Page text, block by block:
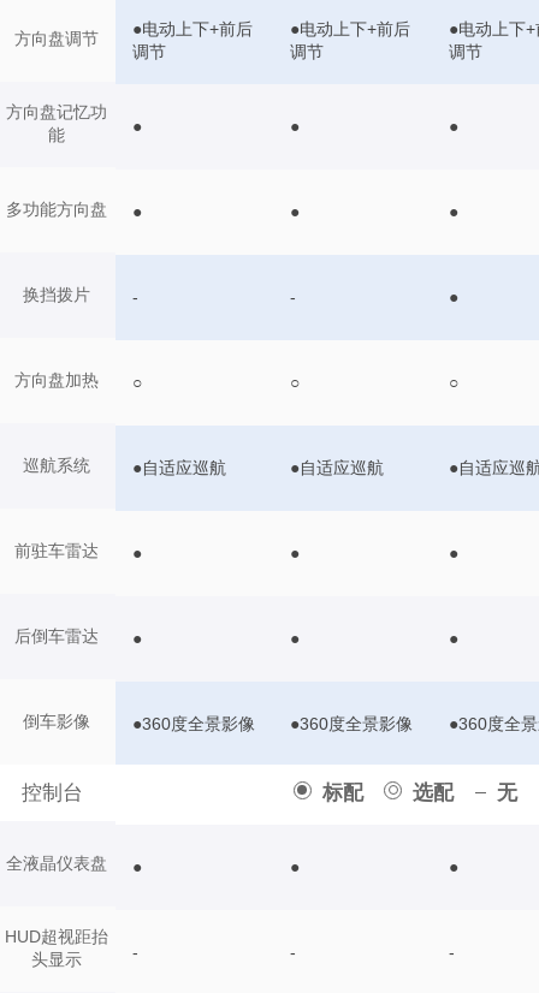
方向盘调节
方向盘记忆功
能
多功能方向盘
换挡拨片
方向盘加热
巡航系统
前驻车雷达
后倒车雷达
倒车影像
控制台 标配 选配 无
全液晶仪表盘
HUD超视距抬
头显示
●电动上下+前后
调节
●电动上下+前后
调节
●电动上下
调节
● ● ●
● ● ●
- - ●
○ ○ ○
●自适应巡航 ●自适应巡航 ●自适应巡
● ● ●
● ● ●
●360度全景影像 ●360度全景影像 ●360度全
● ● ●
- - -